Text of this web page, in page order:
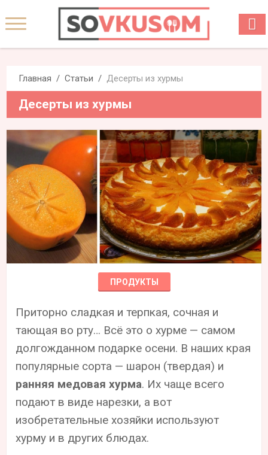
Главная Статьи Десерты из хурмы
Десерты из хурмы
ПРОДУКТЫ
Приторно сладкая и терпкая, сочная и
тающая во рту… Всё это о хурме — самом
долгожданном подарке осени. В наших края
популярные сорта — шарон (твердая) и
ранняя медовая хурма. Их чаще всего
подают в виде нарезки, а вот
изобретательные хозяйки используют
хурму и в других блюдах.